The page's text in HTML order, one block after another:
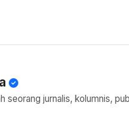
seorang jurnalis, kolumnis,